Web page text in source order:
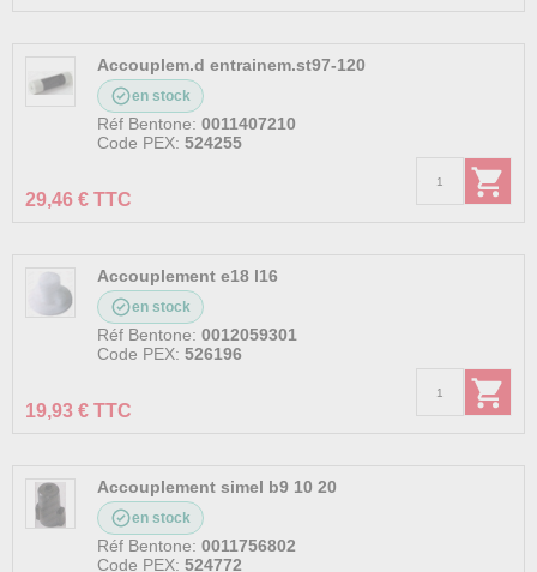
Accouplem.d entrainem.st97-120
en stock
Réf Bentone: 0011407210
Code PEX: 524255
29,46 € TTC
Accouplement e18 l16
en stock
Réf Bentone: 0012059301
Code PEX: 526196
19,93 € TTC
Accouplement simel b9 10 20
en stock
Réf Bentone: 0011756802
Code PEX: 524772